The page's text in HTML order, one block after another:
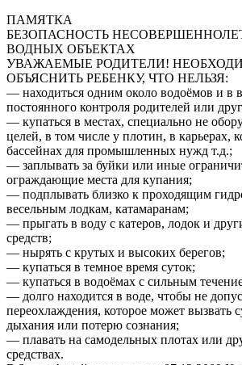
ПАМЯТКА
БЕЗОПАСНОСТЬ
ВОДНЫХ ОБЪЕКТАХ
УВАЖАЕМЫЕ РОДИТЕЛИ!
ОБЪЯСНИТЬ РЕБЕНКУ, ЧТО НЕЛЬЗЯ:
— находиться одним около водоёмов и в
постоянного контроля родителей или
— купаться в местах, специально не
целей, в том числе у плотин, в карьерах,
бассейнах для промышленных нужд т.д.;
— заплывать за буйки или иные
ограждающие места для купания;
— подплывать близко к проходящим
весельным лодкам, катамаранам;
— прыгать в воду с катеров, лодок и
средств;
— нырять с крутых и высоких берегов;
— купаться в темное время суток;
— купаться в водоёмах с сильным
— долго находится в воде, чтобы не
переохлаждения, которое может вызвать
дыхания или потерю сознания;
— плавать на самодельных плотах или
средствах.